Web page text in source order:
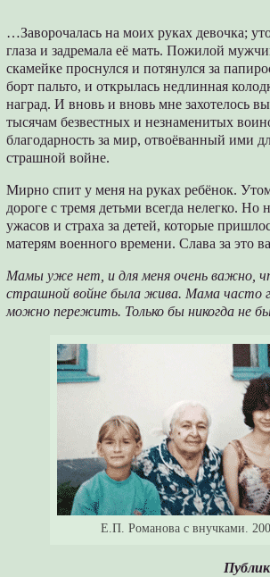
…Заворочалась на моих руках девочка;
глаза и задремала её мать. Пожилой
скамейке проснулся и потянулся за
борт пальто, и открылась недлинная
наград. И вновь и вновь мне захотелось
тысячам безвестных и незнаменитых
благодарность за мир, отвоёванный ими
страшной войне.
Мирно спит у меня на руках ребёнок.
дороге с тремя детьми всегда нелегко. Но
ужасов и страха за детей, которые
матерям военного времени. Слава за это
Мамы уже нет, и для меня очень важно,
страшной войне была жива. Мама часто
можно пережить. Только бы никогда не
Е.П. Романова с внучками.